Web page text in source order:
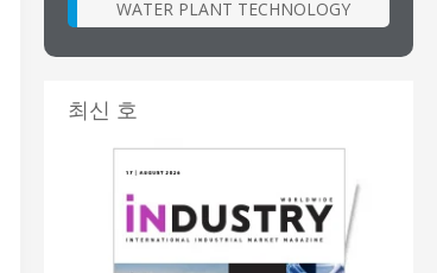
WATER PLANT TECHNOLOGY
최신 호